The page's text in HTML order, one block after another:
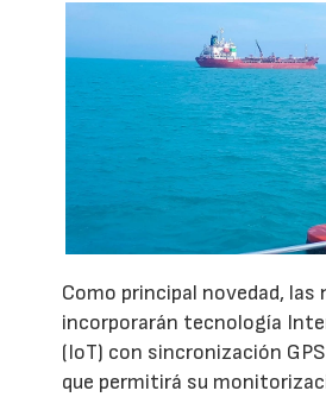
Como principal novedad, las
incorporarán tecnología
(IoT) con sincronización
que permitirá su